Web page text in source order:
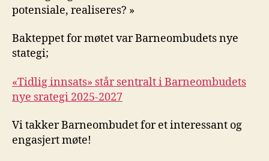
potensiale, realiseres? »
Bakteppet for møtet var Barneombudets nye
stategi;
«Tidlig innsats» står sentralt i Barneombudets
nye srategi 2025-2027
Vi takker Barneombudet for et interessant og
engasjert møte!